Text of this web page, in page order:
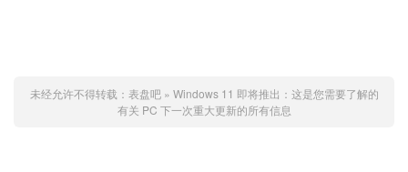
未经允许不得转载： 表盘吧» Windows 11 即将推出：这是您需要了解的
有关 PC 下一次重大更新的所有信息